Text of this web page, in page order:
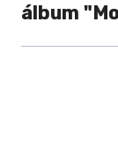
álbum